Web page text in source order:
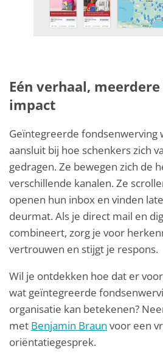
Eén verhaal,
impact
Geïntegreerde fondsenwerving
aansluit bij hoe schenkers zich
gedragen. Ze bewegen zich de
verschillende kanalen. Ze
openen hun inbox en vinden
deurmat. Als je direct mail en
combineert, zorg je voor
vertrouwen en stijgt je respons.
Wil je ontdekken hoe dat er
wat geïntegreerde
organisatie kan betekenen?
met Benjamin Braun voor een
oriëntatiegesprek.